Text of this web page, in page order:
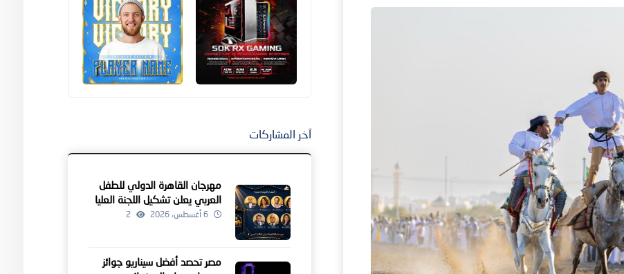
آخر المشاركات
مهرجان القاهرة الدولي للطفل
العربي يعلن تشكيل اللجنة العليا
للدورة الرابعة
6 أغسطس، 2026 2
مصر تحصد أفضل سيناريو جوائز